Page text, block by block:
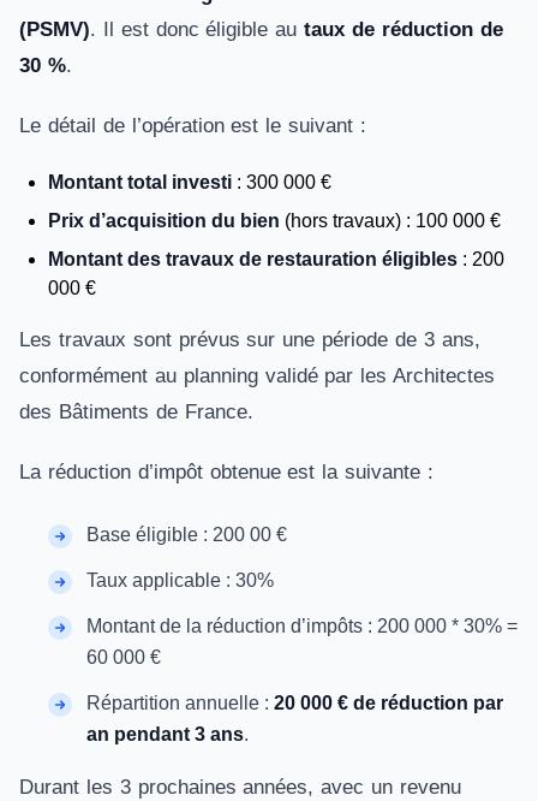
(PSMV). Il est donc éligible autaux de réduction de
30 %.
Le détail de l’opération est le suivant :
Montant total investi : 300 000 €
Prix d’acquisition du bien (hors travaux) : 100 000 €
Montant des travaux de restauration éligibles : 200
000 €
Les travaux sont prévus sur une période de 3 ans,
conformément au planning validé par les Architectes
des Bâtiments de France.
La réduction d’impôt obtenue est la suivante :
Base éligible : 200 00 €
Taux applicable : 30%
Montant de la réduction d’impôts : 200 000 * 30% =
60 000 €
Répartition annuelle : 20 000 € de réduction par
an pendant 3 ans.
Durant les 3 prochaines années, avec un revenu